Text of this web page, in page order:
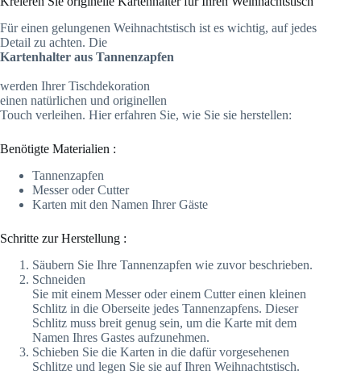
Für einen gelungenen Weihnachtstisch ist es wichtig, auf jedes
Detail zu achten. Die
Kartenhalter aus Tannenzapfen
werden Ihrer Tischdekoration
einen natürlichen und originellen
Touch verleihen. Hier erfahren Sie, wie Sie sie herstellen:
Benötigte Materialien :
Tannenzapfen
Messer oder Cutter
Karten mit den Namen Ihrer Gäste
Schritte zur Herstellung :
Säubern Sie Ihre Tannenzapfen wie zuvor beschrieben.
Schneiden
Sie mit einem Messer oder einem Cutter einen kleinen
Schlitz in die Oberseite jedes Tannenzapfens. Dieser
Schlitz muss breit genug sein, um die Karte mit dem
Namen Ihres Gastes aufzunehmen.
Schieben Sie die Karten in die dafür vorgesehenen
Schlitze und legen Sie sie auf Ihren Weihnachtstisch.